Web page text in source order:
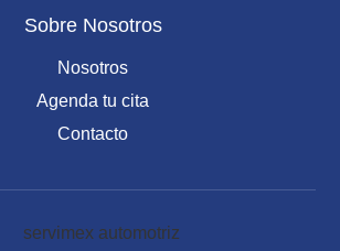
Sobre Nosotros
Nosotros
Agenda tu cita
Contacto